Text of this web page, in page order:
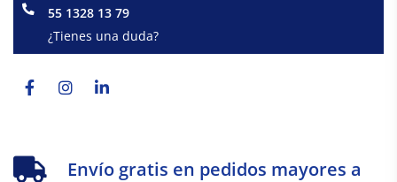
55 1328 13 79
¿Tienes una duda?
Facebook-
f
Instagram
Linkedin-
Envío gratis en pedidos mayores a